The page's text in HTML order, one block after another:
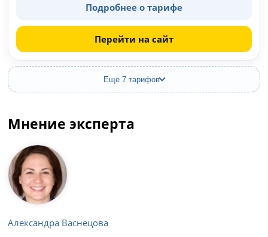
Подробнее о тарифе
Перейти на сайт
Ещё 7 тарифов
Мнение эксперта
Александра Васнецова